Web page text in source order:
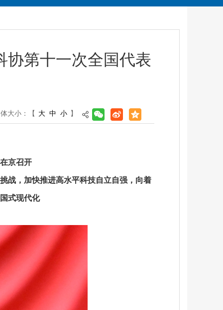
协第十一次全国代表
大小： 【 大 中 小 】
京召开
战，加快推进高水平科技自立自强，向着
式现代化